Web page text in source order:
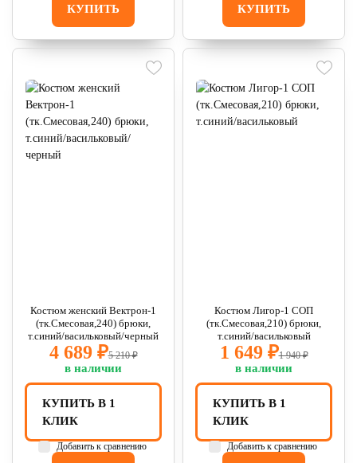
КУПИТЬ КУПИТЬ
Костюм женский Вектрон-1
(тк.Смесовая,240) брюки,
т.синий/васильковый/черный
4 689 ₽5 210 ₽
в наличии
КУПИТЬ В 1
КЛИК
Добавить к сравнению
Костюм Лигор-1 СОП
(тк.Смесовая,210) брюки,
т.синий/васильковый
1 649 ₽1 940 ₽
в наличии
КУПИТЬ В 1
КЛИК
Добавить к сравнению